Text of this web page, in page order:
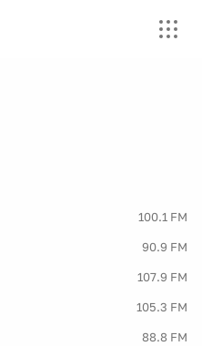
100.1 FM
90.9 FM
107.9 FM
105.3 FM
88.8 FM